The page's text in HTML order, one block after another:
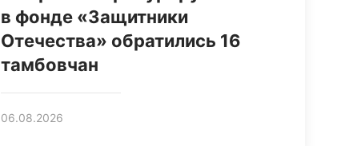
в фонде «Защитники
Отечества» обратились 16
тамбовчан
06.08.2026